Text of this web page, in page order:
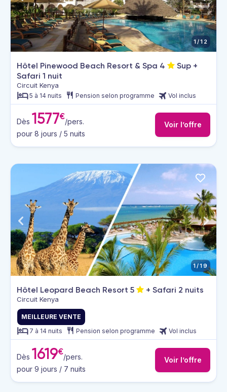
1/12
Hôtel Pinewood Beach Resort & Spa 4
Sup +
Safari 1 nuit
Circuit Kenya
5 à 14 nuits Pension selon programme Vol inclus
Dès 1577€/pers.
pour 8 jours / 5 nuits
Voir l’offre
1/19
Hôtel Leopard Beach Resort 5 + Safari 2 nuits
Circuit Kenya
MEILLEURE VENTE
7 à 14 nuits
Pension selon programme Vol inclus
Dès 1619€/pers.
pour 9 jours / 7 nuits
Voir l’offre